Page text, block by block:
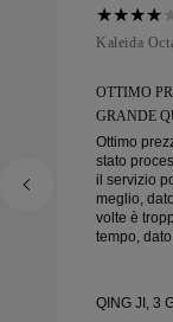
Kaleida
OTTIMO
GRANDE
Ottimo
stato
il servizio
meglio,
volte è
tempo,
gioielli di
QING JI, 3